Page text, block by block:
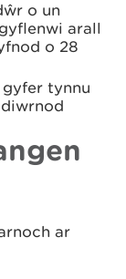
o un
arall
o 28
tynnu
ar